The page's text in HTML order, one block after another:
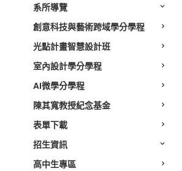
系所導覽
創意科技與藝術跨域學分學程
光點計畫智慧設計班
室內設計學分學程
AI微學分學程
陳其寬教授紀念基金
表單下載
招生資訊
高中生專區